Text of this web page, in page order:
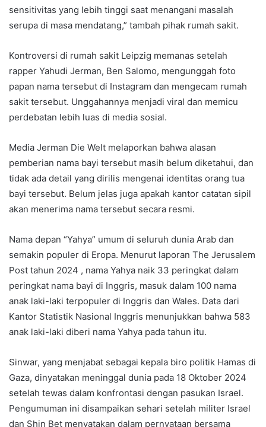
sensitivitas yang lebih tinggi saat menangani masalah
serupa di masa mendatang,” tambah pihak rumah sakit.
Kontroversi di rumah sakit Leipzig memanas setelah
rapper Yahudi Jerman, Ben Salomo, mengunggah foto
papan nama tersebut di Instagram dan mengecam rumah
sakit tersebut. Unggahannya menjadi viral dan memicu
perdebatan lebih luas di media sosial.
Media Jerman Die Welt melaporkan bahwa alasan
pemberian nama bayi tersebut masih belum diketahui, dan
tidak ada detail yang dirilis mengenai identitas orang tua
bayi tersebut. Belum jelas juga apakah kantor catatan sipil
akan menerima nama tersebut secara resmi.
Nama depan “Yahya” umum di seluruh dunia Arab dan
semakin populer di Eropa. Menurut laporan The Jerusalem
Post tahun 2024 , nama Yahya naik 33 peringkat dalam
peringkat nama bayi di Inggris, masuk dalam 100 nama
anak laki-laki terpopuler di Inggris dan Wales. Data dari
Kantor Statistik Nasional Inggris menunjukkan bahwa 583
anak laki-laki diberi nama Yahya pada tahun itu.
Sinwar, yang menjabat sebagai kepala biro politik Hamas di
Gaza, dinyatakan meninggal dunia pada 18 Oktober 2024
setelah tewas dalam konfrontasi dengan pasukan Israel.
Pengumuman ini disampaikan sehari setelah militer Israel
dan Shin Bet menyatakan dalam pernyataan bersama